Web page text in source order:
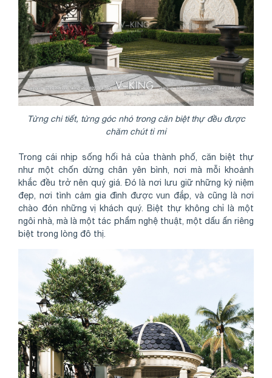
Từng chi tiết, từng góc nhỏ trong căn biệt thự đều được
chăm chút tỉ mỉ
Trong cái nhịp sống hối hả của thành phố, căn biệt thự
như một chốn dừng chân yên bình, nơi mà mỗi khoảnh
khắc đều trở nên quý giá. Đó là nơi lưu giữ những kỷ niệm
đẹp, nơi tình cảm gia đình được vun đắp, và cũng là nơi
chào đón những vị khách quý. Biệt thự không chỉ là một
ngôi nhà, mà là một tác phẩm nghệ thuật, một dấu ấn riêng
biệt trong lòng đô thị.